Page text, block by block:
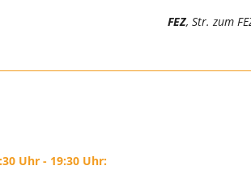
FEZ, Str. zum
Uhr - 19:30 Uhr: